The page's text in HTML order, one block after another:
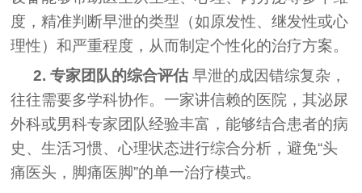
度，精准判断早泄的类型（如原发性、继发性或心
理性）和严重程度，从而制定个性化的治疗方案。
2. 专家团队的综合评估早泄的成因错综复杂，
往往需要多学科协作。一家讲信赖的医院，其泌尿
外科或男科专家团队经验丰富，能够结合患者的病
史、生活习惯、心理状态进行综合分析，避免“头
痛医头，脚痛医脚”的单一治疗模式。